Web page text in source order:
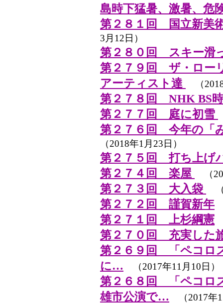
島時下猛暑、激暑、
第２８１回 国立新美
3月12日）
第２８０回 スキー滑
第２７９回 ザ・ロー
アーティスト達
（
第２７８回 NHK BS
第２７７回 庭に初雪
第２７６回 今年の「
（2018年1月23日）
第２７５回 打ち上げ
第２７４回 楽屋
（
第２７３回 大入袋 （
第２７２回 謹賀新年
第２７１回 上杉綱憲
第２７０回 充実した
第２６９回 「ペコロ
に… （2017年11月10日）
第２６８回 「ペコロ
雄市公演で… （2017年